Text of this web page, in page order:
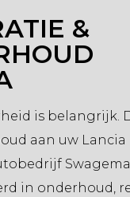
&
is belangrijk.
aan uw Lancia
in onderhoud,